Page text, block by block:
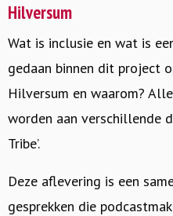
Hilversum
Wat is inclusie en wat is
gedaan binnen dit project
Hilversum en waarom?
worden aan verschillende
Tribe’.
Deze aflevering is een
gesprekken die